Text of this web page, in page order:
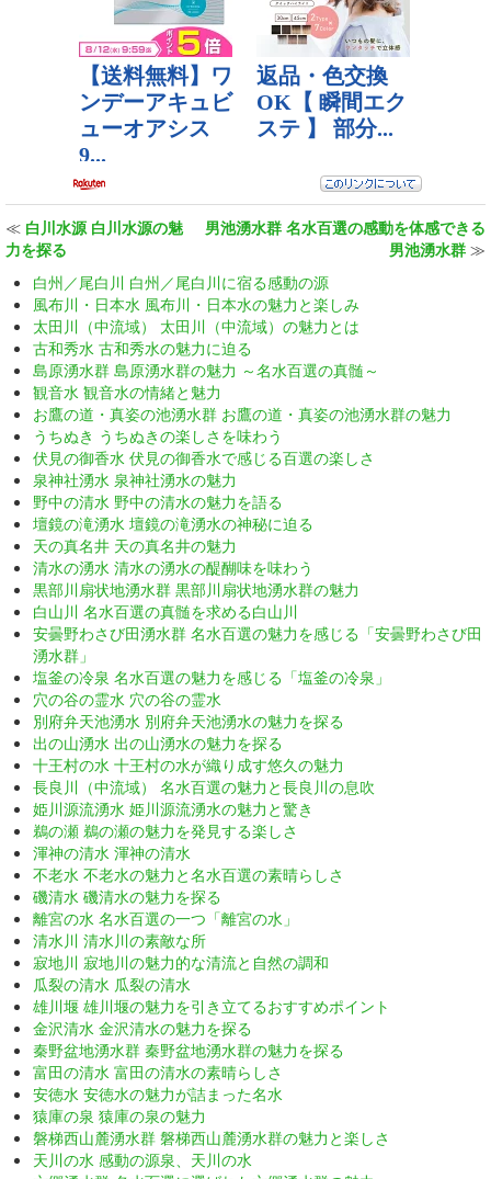
≪ 白川水源 白川水源の魅
力を探る
男池湧水群 名水百選の感動を体感できる
男池湧水群 ≫
白州／尾白川 白州／尾白川に宿る感動の源
風布川・日本水 風布川・日本水の魅力と楽しみ
太田川（中流域） 太田川（中流域）の魅力とは
古和秀水 古和秀水の魅力に迫る
島原湧水群 島原湧水群の魅力 ～名水百選の真髄～
観音水 観音水の情緒と魅力
お鷹の道・真姿の池湧水群 お鷹の道・真姿の池湧水群の魅力
うちぬき うちぬきの楽しさを味わう
伏見の御香水 伏見の御香水で感じる百選の楽しさ
泉神社湧水 泉神社湧水の魅力
野中の清水 野中の清水の魅力を語る
壇鏡の滝湧水 壇鏡の滝湧水の神秘に迫る
天の真名井 天の真名井の魅力
清水の湧水 清水の湧水の醍醐味を味わう
黒部川扇状地湧水群 黒部川扇状地湧水群の魅力
白山川 名水百選の真髄を求める白山川
安曇野わさび田湧水群 名水百選の魅力を感じる「安曇野わさび田
湧水群」
塩釜の冷泉 名水百選の魅力を感じる「塩釜の冷泉」
穴の谷の霊水 穴の谷の霊水
別府弁天池湧水 別府弁天池湧水の魅力を探る
出の山湧水 出の山湧水の魅力を探る
十王村の水 十王村の水が織り成す悠久の魅力
長良川（中流域） 名水百選の魅力と長良川の息吹
姫川源流湧水 姫川源流湧水の魅力と驚き
鵜の瀬 鵜の瀬の魅力を発見する楽しさ
渾神の清水 渾神の清水
不老水 不老水の魅力と名水百選の素晴らしさ
磯清水 磯清水の魅力を探る
離宮の水 名水百選の一つ「離宮の水」
清水川 清水川の素敵な所
寂地川 寂地川の魅力的な清流と自然の調和
瓜裂の清水 瓜裂の清水
雄川堰 雄川堰の魅力を引き立てるおすすめポイント
金沢清水 金沢清水の魅力を探る
秦野盆地湧水群 秦野盆地湧水群の魅力を探る
富田の清水 富田の清水の素晴らしさ
安徳水 安徳水の魅力が詰まった名水
猿庫の泉 猿庫の泉の魅力
磐梯西山麓湧水群 磐梯西山麓湧水群の魅力と楽しさ
天川の水 感動の源泉、天川の水